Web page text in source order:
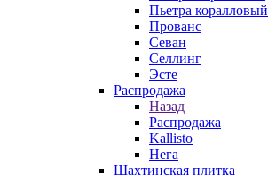
Пьетра коралловый
Прованс
Севан
Селлинг
Эсте
Распродажа
Назад
Распродажа
Kallisto
Нега
Шахтинская плитка